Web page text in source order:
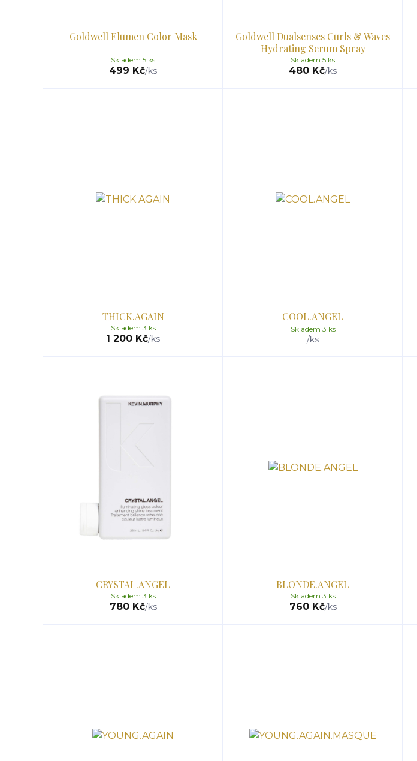
Goldwell Elumen Color Mask
499 Kč/ks
Skladem 5 ks
Goldwell Dualsenses Curls & Waves
Hydrating Serum Spray
480 Kč/ks
Skladem 5 ks
THICK.AGAIN
1 200 Kč/ks
Skladem 3 ks
COOL.ANGEL
/ks
Skladem 3 ks
CRYSTAL.ANGEL
780 Kč/ks
Skladem 3 ks
BLONDE.ANGEL
760 Kč/ks
Skladem 3 ks